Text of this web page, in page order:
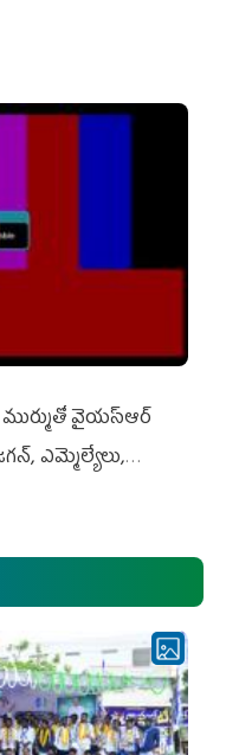
ముర్ముతో వైయ‌స్ఆర్
ఎమ్మెల్యేలు,